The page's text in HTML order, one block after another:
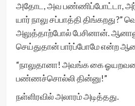
அதோட, அவ பண்ணிப்போட்டா,
யார் நாலு சப்பாத்தி திங்கறது?”
அலுத்தாற்போல் பேசினான்.
செய்துதான் பார்ப்போமே என்ற
“நாலுதானா! அவங்க கை
பண்ணச்சொல்லி தின்னு!”
நள்ளிரவில் அலாரம் அடித்தது.